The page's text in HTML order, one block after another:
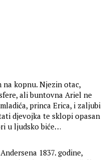
na kopnu. Njezin otac,
ali buntovna Ariel ne
princa Erica, i zaljubi
djevojka te sklopi opasan
u ljudsko biće…
1837. godine,